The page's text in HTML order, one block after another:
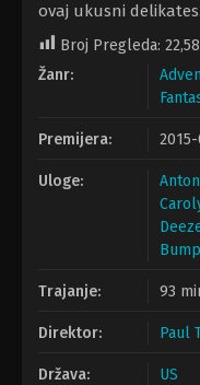
ovaj ukusni delikates.
Broj Pregleda:
Žanr:
Premijera:
Uloge:
Trajanje: 93
Direktor: Paul
Država: US